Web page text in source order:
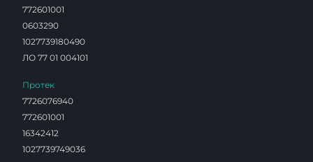
772601001
0603290
1027739180490
ЛО 77 01 004101
Протек
7726076940
772601001
16342412
1027739749036